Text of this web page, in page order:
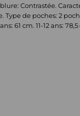
Contrastée.
Type de poches: 2
61 cm. 11-12 ans: